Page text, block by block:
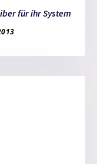
für ihr System